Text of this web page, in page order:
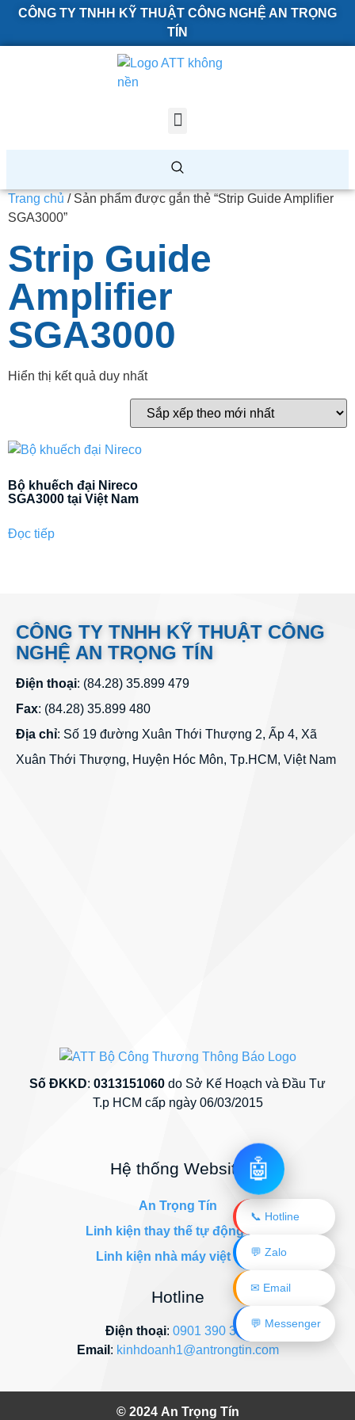
CÔNG TY TNHH KỸ THUẬT CÔNG NGHỆ AN TRỌNG
TÍN
Trang chủ / Sản phẩm được gắn thẻ “Strip Guide Amplifier
SGA3000”
Strip Guide
Amplifier
SGA3000
Hiển thị kết quả duy nhất
Bộ khuếch đại Nireco
SGA3000 tại Việt Nam
Đọc tiếp
CÔNG TY TNHH KỸ THUẬT CÔNG
NGHỆ AN TRỌNG TÍN
Điện thoại: (84.28) 35.899 479
Fax: (84.28) 35.899 480
Địa chỉ: Số 19 đường Xuân Thới Thượng 2, Ấp 4, Xã
Xuân Thới Thượng, Huyện Hóc Môn, Tp.HCM, Việt Nam
Số ĐKKD: 0313151060 do Sở Kế Hoạch và Đầu Tư
T.p HCM cấp ngày 06/03/2015
Hệ thống Website
An Trọng Tín
Linh kiện thay thế tự động hóa
Linh kiện nhà máy việt nam
Hotline
Điện thoại: 0901 390 345
Email : kinhdoanh1@antrongtin.com
© 2024 An Trọng Tín
🤖
📞 Hotline
💬 Zalo
✉ Email
💬 Messenger